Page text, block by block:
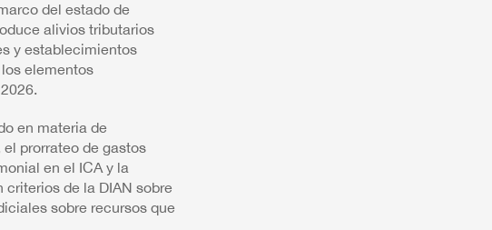
del estado de
alivios tributarios
y establecimientos
elementos
en materia de
prorrateo de gastos
en el ICA y la
criterios de la DIAN sobre
sobre recursos que